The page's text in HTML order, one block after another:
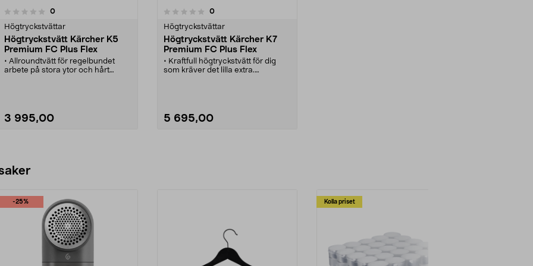
0recensioner
Högtryckstvättar
Högtryckstvätt Kärcher K5
Premium FC Plus Flex
• Allroundtvätt för regelbundet
arbete på stora ytor och hårt
prestanda och tystare gång.
• 8 m högtrycksslang på vinda.
3 995,00
0.0 av 5 stjärnor 0recensioner
Högtryckstvättar
Högtryckstvätt Kärcher K7
Premium FC Plus Flex
• Kraftfull högtryckstvätt för dig
som kräver det lilla extra.
• Praktiskt 3-i-1 Multi Jet-spolrör
med enkelt byte av stråltyp.
5 695,00
-25% Kolla priset